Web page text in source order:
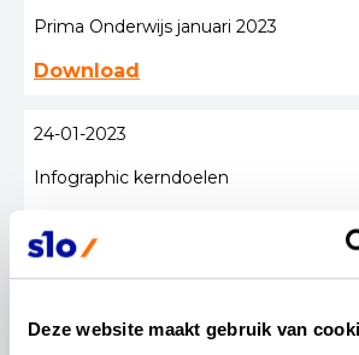
Deze website maakt gebruik van
Prima Onderwijs januari 2023
Download
24-01-2023
Infographic kerndoelen
24-01-2023
Infographic kerndoelen